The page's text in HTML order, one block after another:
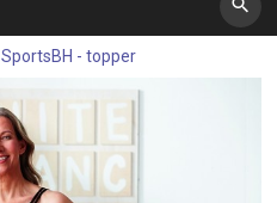
SportsBH - topper